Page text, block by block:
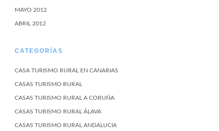
MAYO 2012
ABRIL 2012
CATEGORÍAS
CASA TURISMO RURAL EN CANARIAS
CASAS TURISMO RURAL
CASAS TURISMO RURAL A CORUÑA
CASAS TURISMO RURAL ÁLAVA
CASAS TURISMO RURAL ANDALUCIA